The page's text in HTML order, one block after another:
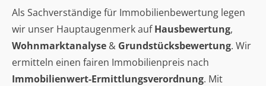
Als Sachverständige für Immobilienbewertung legen
wir unser Hauptaugenmerk aufHausbewertung,
Wohnmarktanalyse & Grundstücksbewertung. Wir
ermitteln einen fairen Immobilienpreis nach
Immobilienwert-Ermittlungsverordnung. Mit